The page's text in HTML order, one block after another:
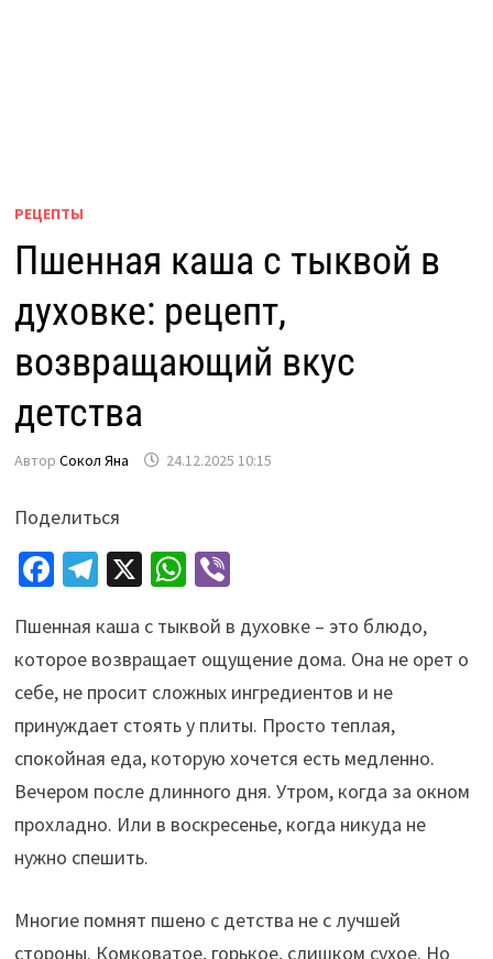
РЕЦЕПТЫ
Пшенная каша с тыквой в
духовке: рецепт,
возвращающий вкус
детства
Автор Сокол Яна 24.12.2025 10:15
Поделиться
Fa
b
o
o
k
Te
gr
a
m
X W
at
sA
p
p
Vi
er
Пшенная каша с тыквой в духовке – это блюдо,
которое возвращает ощущение дома. Она не орет о
себе, не просит сложных ингредиентов и не
принуждает стоять у плиты. Просто теплая,
спокойная еда, которую хочется есть медленно.
Вечером после длинного дня. Утром, когда за окном
прохладно. Или в воскресенье, когда никуда не
нужно спешить.
Многие помнят пшено с детства не с лучшей
стороны. Комковатое, горькое, слишком сухое. Но